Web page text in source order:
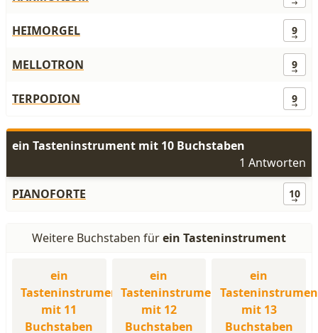
HEIMORGEL 9
MELLOTRON 9
TERPODION 9
ein Tasteninstrument mit 10 Buchstaben
1 Antworten
PIANOFORTE
10
Weitere Buchstaben fürein Tasteninstrument
ein
Tasteninstrument
mit 11
Buchstaben
ein
Tasteninstrument
mit 12
Buchstaben
ein
mit 13
Buchstaben